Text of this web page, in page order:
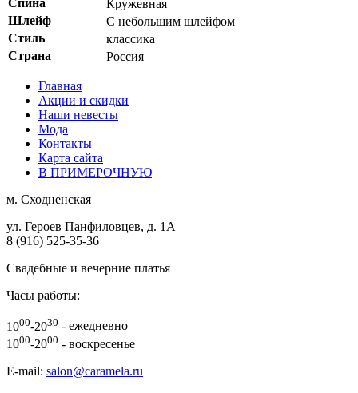
Спина
Кружевная
Шлейф
С небольшим шлейфом
Стиль
классика
Страна
Россия
Главная
Акции и скидки
Наши невесты
Мода
Контакты
Карта сайта
В ПРИМЕРОЧНУЮ
м. Сходненская
ул. Героев Панфиловцев, д. 1А
8 (916) 525-35-36
Свадебные и вечерние платья
Часы работы:
1000-2030 - ежедневно
1000-2000 - воскресенье
E-mail: salon@caramela.ru